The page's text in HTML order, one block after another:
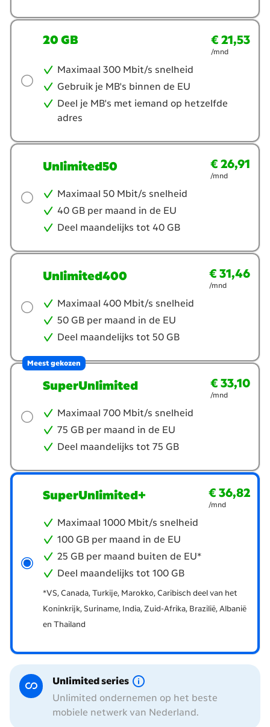
20 GB € 21,53
€ 21,53
per maand
/mnd
Maximaal 300 Mbit/s snelheid
Gebruik je MB's binnen de EU
Deel je MB's met iemand op hetzelfde
adres
Unlimited50 € 26,91
€ 26,91
per maand
/mnd
Maximaal 50 Mbit/s snelheid
40 GB per maand in de EU
Deel maandelijks tot 40 GB
Unlimited400 € 31,46
€ 31,46
per maand
/mnd
Maximaal 400 Mbit/s snelheid
50 GB per maand in de EU
Deel maandelijks tot 50 GB
Meest gekozen
SuperUnlimited € 33,10
€ 33,10
per maand
/mnd
Maximaal 700 Mbit/s snelheid
75 GB per maand in de EU
Deel maandelijks tot 75 GB
SuperUnlimited+ € 36,82
€ 36,82
per maand
/mnd
Maximaal 1000 Mbit/s snelheid
100 GB per maand in de EU
25 GB per maand buiten de EU*
Deel maandelijks tot 100 GB
*VS, Canada, Turkije, Marokko, Caribisch deel van het
Koninkrijk, Suriname, India, Zuid-Afrika, Brazilië, Albanië
en Thailand
Unlimited series
Unlimited ondernemen op het beste
mobiele netwerk van Nederland.